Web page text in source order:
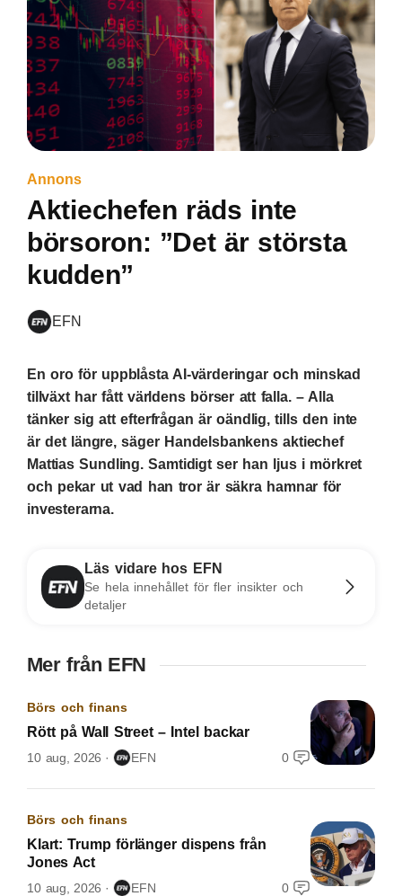
Annons
Aktiechefen räds inte
börsoron: ”Det är största
kudden”
EFN
En oro för uppblåsta AI-värderingar och minskad
tillväxt har fått världens börser att falla. – Alla
tänker sig att efterfrågan är oändlig, tills den inte
är det längre, säger Handelsbankens aktiechef
Mattias Sundling. Samtidigt ser han ljus i mörkret
och pekar ut vad han tror är säkra hamnar för
investerarna.
Läs vidare hos EFN
Se hela innehållet för fler insikter och
detaljer
Mer från EFN
Börs och finans
Rött på Wall Street – Intel backar
10 aug, 2026 EFN 0
Börs och finans
Klart: Trump förlänger dispens från
Jones Act
10 aug, 2026 EFN 0